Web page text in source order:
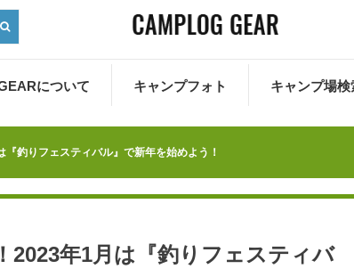
について キャンプフォト キャンプ場検
釣りフェスティバル』で新年を始めよう！
2023年1月は『釣りフェスティバ